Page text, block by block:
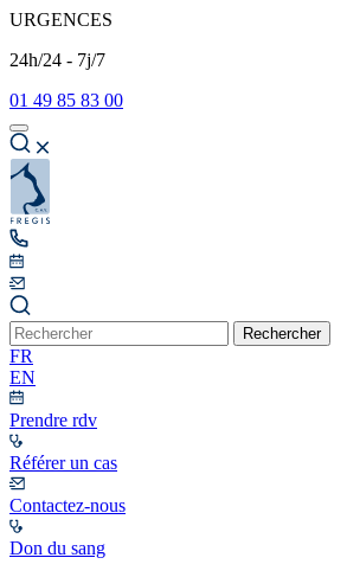
URGENCES
24h/24 - 7j/7
01 49 85 83 00
Rechercher
FR
EN
Prendre rdv
Référer un cas
Contactez-nous
Don du sang